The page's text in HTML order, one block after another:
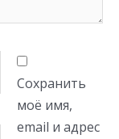
Сохранить
моё имя,
email и адрес